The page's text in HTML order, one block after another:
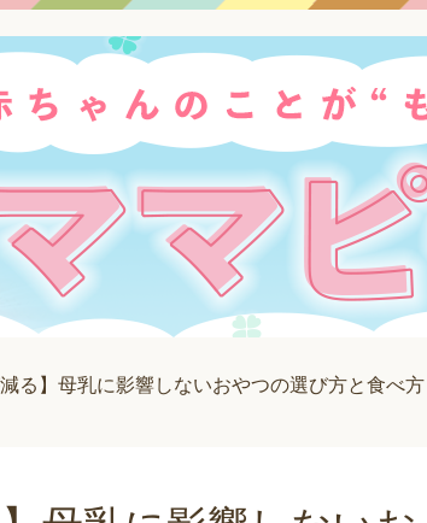
減る】母乳に影響しないおやつの選び方と食べ方